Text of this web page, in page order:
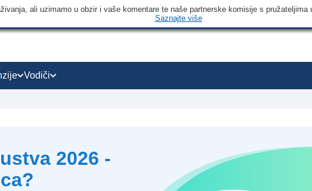
ali uzimamo u obzir i vaše komentare te naše partnerske komisije s
Saznajte više
Vodiči
2026 -